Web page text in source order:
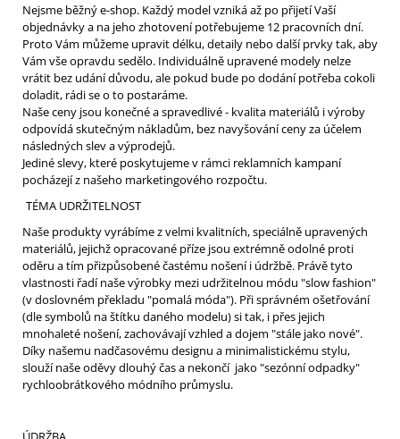
Nejsme běžný e-shop. Každý model vzniká až po přijetí Vaší
objednávky a na jeho zhotovení potřebujeme 12 pracovních dní.
Proto Vám můžeme upravit délku, detaily nebo další prvky tak, aby
Vám vše opravdu sedělo. Individuálně upravené modely nelze
vrátit bez udání důvodu, ale pokud bude po dodání potřeba cokoli
doladit, rádi se o to postaráme.
Naše ceny jsou konečné a spravedlivé - kvalita materiálů i výroby
odpovídá skutečným nákladům, bez navyšování ceny za účelem
následných slev a výprodejů.
Jediné slevy, které poskytujeme v rámci reklamních kampaní
pocházejí z našeho marketingového rozpočtu.
TÉMA UDRŽITELNOST
Naše produkty vyrábíme z velmi kvalitních, speciálně upravených
materiálů, jejichž opracované příze jsou extrémně odolné proti
oděru a tím přizpůsobené častému nošení i údržbě. Právě tyto
vlastnosti řadí naše výrobky mezi udržitelnou módu "slow fashion"
(v doslovném překladu "pomalá móda"). Při správném ošetřování
(dle symbolů na štítku daného modelu) si tak, i přes jejich
mnohaleté nošení, zachovávají vzhled a dojem "stále jako nové".
Díky našemu nadčasovému designu a minimalistickému stylu,
slouží naše oděvy dlouhý čas a nekončí jako "sezónní odpadky"
rychloobrátkového módního průmyslu.